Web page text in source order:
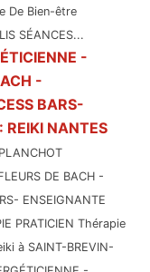
De Bien-être
SÉANCES...
-
-
BARS-
REIKI NANTES
DE BACH -
ENSEIGNANTE
PRATICIEN Thérapie
à SAINT-BREVIN-